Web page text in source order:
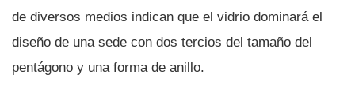
de diversos medios indican que el vidrio dominará el
diseño de una sede con dos tercios del tamaño del
pentágono y una forma de anillo.